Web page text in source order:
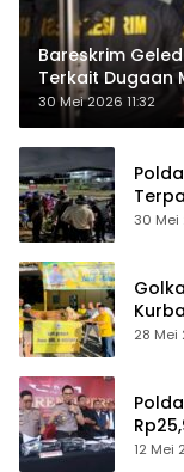
Bareskrim
Terkait Dugaan
30 Mei 2026 11:32
30 Mei
28 Mei
12 Mei